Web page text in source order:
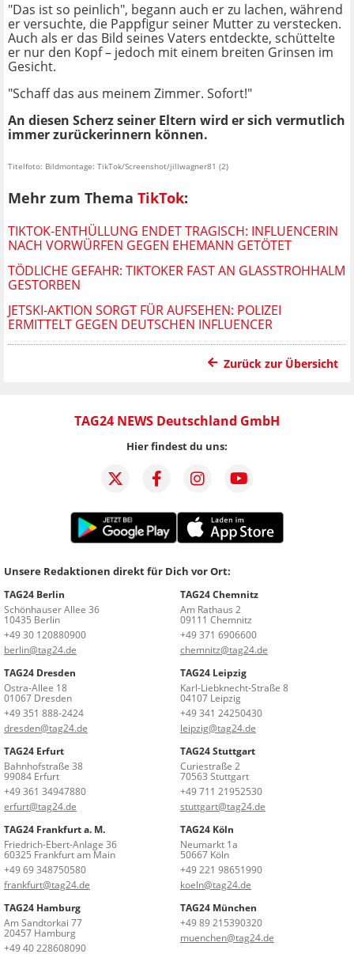
"Das ist so peinlich", begann auch er zu lachen, während
er versuchte, die Pappfigur seiner Mutter zu verstecken.
Auch als er das Bild seines Vaters entdeckte, schüttelte
er nur den Kopf – jedoch mit einem breiten Grinsen im
Gesicht.
"Schaff das aus meinem Zimmer. Sofort!"
An diesen Scherz seiner Eltern wird er sich vermutlich
immer zurückerinnern können.
Titelfoto: Bildmontage: TikTok/Screenshot/jillwagner81 (2)
Mehr zum Thema TikTok:
TIKTOK-ENTHÜLLUNG ENDET TRAGISCH: INFLUENCERIN
NACH VORWÜRFEN GEGEN EHEMANN GETÖTET
TÖDLICHE GEFAHR: TIKTOKER FAST AN GLASSTROHHALM
GESTORBEN
JETSKI-AKTION SORGT FÜR AUFSEHEN: POLIZEI
ERMITTELT GEGEN DEUTSCHEN INFLUENCER
Zurück zur Übersicht
TAG24 NEWS Deutschland GmbH
Hier findest du uns:
Unsere Redaktionen direkt für Dich vor Ort:
TAG24 Berlin
Schönhauser Allee 36
10435 Berlin
+49 30 120880900
berlin@tag24.de
TAG24 Chemnitz
Am Rathaus 2
09111 Chemnitz
+49 371 6906600
chemnitz@tag24.de
TAG24 Dresden
Ostra-Allee 18
01067 Dresden
+49 351 888-2424
dresden@tag24.de
TAG24 Leipzig
Karl-Liebknecht-Straße 8
04107 Leipzig
+49 341 24250430
leipzig@tag24.de
TAG24 Erfurt
Bahnhofstraße 38
99084 Erfurt
+49 361 34947880
erfurt@tag24.de
TAG24 Stuttgart
Curiestraße 2
70563 Stuttgart
+49 711 21952530
stuttgart@tag24.de
TAG24 Frankfurt a. M.
Friedrich-Ebert-Anlage 36
60325 Frankfurt am Main
+49 69 348750580
frankfurt@tag24.de
TAG24 Köln
Neumarkt 1a
50667 Köln
+49 221 98651990
koeln@tag24.de
TAG24 Hamburg
Am Sandtorkai 77
20457 Hamburg
+49 40 228608090
TAG24 München
+49 89 215390320
muenchen@tag24.de